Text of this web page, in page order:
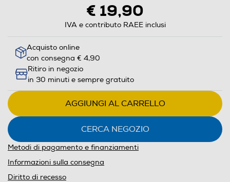
€ 19,90
IVA e contributo RAEE inclusi
Acquisto online
con consegna € 4,90
Ritiro in negozio
in 30 minuti e sempre gratuito
AGGIUNGI AL CARRELLO
CERCA NEGOZIO
Metodi di pagamento e finanziamenti
Informazioni sulla consegna
Diritto di recesso